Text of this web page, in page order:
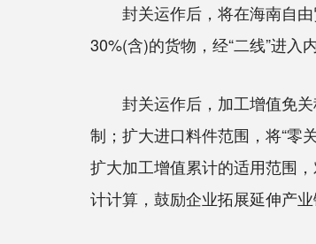
封关运作后，将在海南自由
30%(含)的货物，经“二线”进入
封关运作后，加工增值免关
制；扩大进口料件范围，将“零
扩大加工增值累计的适用范围
计计算，鼓励企业拓展延伸产业